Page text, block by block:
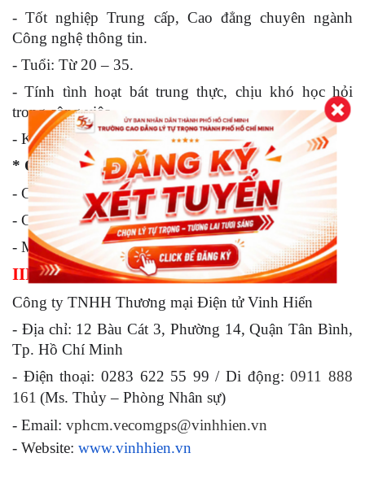
- Tốt nghiệp Trung cấp, Cao đẳng chuyên ngành
Công nghệ thông tin.
- Tuổi: Từ 20 – 35.
- Tính tình hoạt bát trung thực, chịu khó học hỏi
trong công việc.
- Không yêu cầu kinh nghiệm.
* Quyền lợi
- Công việc ổn định lâu dài.
- Có đào tạo kỹ năng.
- Mức lương: Thỏa thuận.
III. THÔNG TIN LIÊN HỆ
Công ty TNHH Thương mại Điện tử Vinh Hiển
- Địa chỉ: 12 Bàu Cát 3, Phường 14, Quận Tân Bình,
Tp. Hồ Chí Minh
- Điện thoại: 0283 622 55 99 / Di động:0911 888
161 (Ms. Thủy – Phòng Nhân sự)
- Email: vphcm.vecomgps@vinhhien.vn
- Website: www.vinhhien.vn